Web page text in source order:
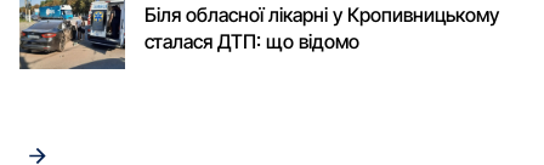
Біля обласної лікарні у Кропивницькому
сталася ДТП: що відомо